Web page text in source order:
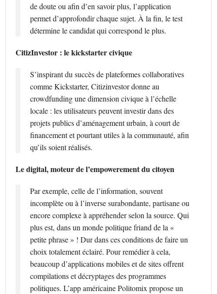
de doute ou afin d’en savoir plus, l’application
permet d’approfondir chaque sujet. À la fin, le test
détermine le candidat qui correspond le plus.
CitizInvestor : le kickstarter civique
S’inspirant du succès de plateformes collaboratives
comme Kickstarter, Citizinvestor donne au
crowdfunding une dimension civique à l’échelle
locale : les utilisateurs peuvent investir dans des
projets publics d’aménagement urbain, à court de
financement et pourtant utiles à la communauté, afin
qu’ils soient réalisés.
Le digital, moteur de l’empowerement du citoyen
Par exemple, celle de l’information, souvent
incomplète ou à l’inverse surabondante, partisane ou
encore complexe à appréhender selon la source. Qui
plus est, dans un monde politique friand de la «
petite phrase » ! Dur dans ces conditions de faire un
choix totalement éclairé. Pour remédier à cela,
beaucoup d’applications mobiles et de sites offrent
compilations et décryptages des programmes
politiques. L’app américaine Politomix propose un